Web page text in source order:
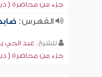
جزء من محاضرة ( ديوان
الفهرس:
للشيخ: عبد الحي
جزء من محاضرة ( ديوان